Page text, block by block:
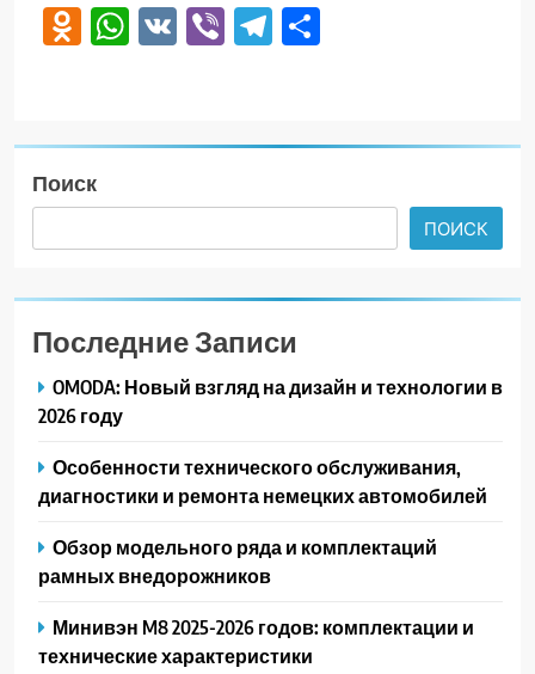
Odnoklassniki
WhatsApp
VK ViberTelegram
Поиск
ПОИСК
Последние Записи
OMODA: Новый взгляд на дизайн и технологии в
2026 году
Особенности технического обслуживания,
диагностики и ремонта немецких автомобилей
Обзор модельного ряда и комплектаций
рамных внедорожников
Минивэн M8 2025-2026 годов: комплектации и
технические характеристики